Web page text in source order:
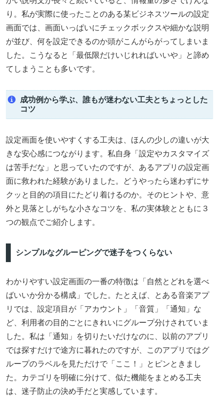
り。私が実際に使ったことのある某ビジネスツールの設定
画面では、画面いっぱいにチェックボックスや細かな説明
が並び、何を設定できるのか頭がこんがらがってしまいま
した。こうなると「最低限だけいじれればいいや」と諦め
てしまうことも多いです。
成功例から学ぶ、誰もが迷わない工夫とちょっとした
コツ
設定画面を使いやすくする工夫は、ほんの少しの違いが大
きな安心感につながります。私自身「設定やカスタマイズ
は苦手だな」と思っていたのですが、あるアプリの設定画
面に救われた経験がありました。どうやったら迷わずにサ
クッと目的の項目にたどり着けるのか。そのヒントや、意
外と見落としがちな小さなコツを、私の実体験とともに３
つの観点でご紹介します。
シンプルなグルーピングで迷子をつくらない
わかりやすい設定画面の一番の特徴は「自然とどれを選べ
ばいいか分かる構成」でした。たとえば、とある音楽アプ
リでは、設定項目が「アカウント」「音質」「通知」な
ど、利用者の目的ごとにきれいにグループ分けされていま
した。私は「通知」を切りたいだけなのに、以前のアプリ
では探すだけで途方に暮れたのですが、このアプリではグ
ループのラベルを見ただけで「ここ！」とピンときまし
た。カテゴリを明確に分けて、似た機能をまとめる工夫
は、迷子防止の決め手だと実感しています。